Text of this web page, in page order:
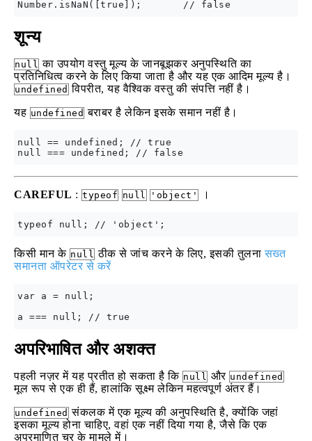
शून्य
null का उपयोग वस्तु मूल्य के जानबूझकर अनुपस्थिति का
प्रतिनिधित्व करने के लिए किया जाता है और यह एक आदिम मूल्य है।
undefined विपरीत, यह वैश्विक वस्तु की संपत्ति नहीं है।
यह undefined बराबर है लेकिन इसके समान नहीं है।
null == undefined; // true
CAREFUL : typeof null 'object' ।
किसी मान के null ठीक से जांच करने के लिए, इसकी तुलनासख्त
समानता ऑपरेटर से करें
var a = null;
अपरिभाषित और अशक्त
पहली नज़र में यह प्रतीत हो सकता है कि null और undefined
मूल रूप से एक ही हैं, हालांकि सूक्ष्म लेकिन महत्वपूर्ण अंतर हैं।
undefined संकलक में एक मूल्य की अनुपस्थिति है, क्योंकि जहां
इसका मूल्य होना चाहिए, वहां एक नहीं दिया गया है, जैसे कि एक
अप्रमाणित चर के मामले में।